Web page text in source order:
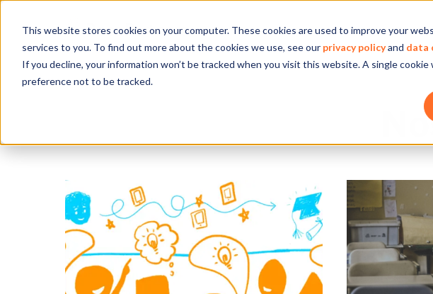
This website stores cookies on your computer. These cookies are used to improve your
services to you. To find out more about the cookies we use, see our privacy policyand data
If you decline, your information won’t be tracked when you visit this website. A single
preference not to be tracked.
Empresa Nossa